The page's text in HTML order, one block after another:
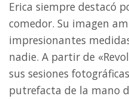
Erica siempre destacó
comedor. Su imagen
impresionantes
nadie. A partir de
sus sesiones
putrefacta de la mano